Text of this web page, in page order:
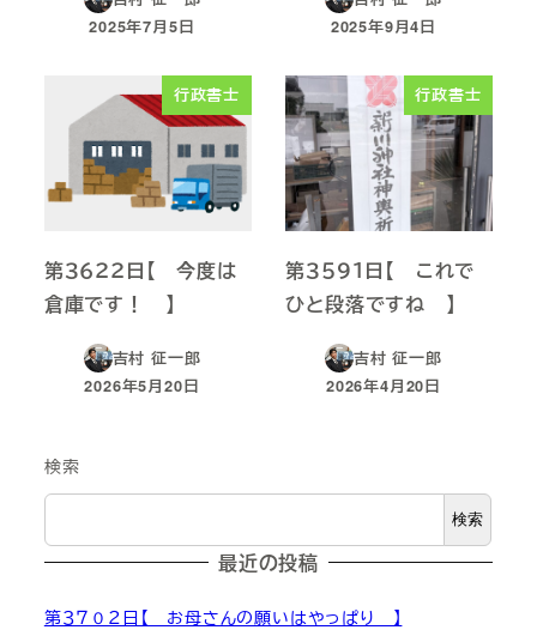
投稿日
2025年7月5日
投稿日
2025年9月4日
行政書士
第３６２２日【 今度は
倉庫です！ 】
吉村 征一郎
投稿日
2026年5月20日
行政書士
第３５９１日【 これで
ひと段落ですね 】
吉村 征一郎
投稿日
2026年4月20日
検索
検索
最近の投稿
第３７０２日【 お母さんの願いはやっぱり 】